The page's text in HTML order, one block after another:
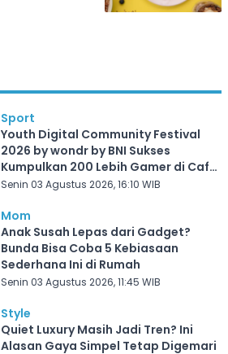
Sport
Youth Digital Community Festival
2026 by wondr by BNI Sukses
Kumpulkan 200 Lebih Gamer di Cafe
Frekuensi Depok
Senin 03 Agustus 2026, 16:10 WIB
Mom
Anak Susah Lepas dari Gadget?
Bunda Bisa Coba 5 Kebiasaan
Sederhana Ini di Rumah
Senin 03 Agustus 2026, 11:45 WIB
Style
Quiet Luxury Masih Jadi Tren? Ini
Alasan Gaya Simpel Tetap Digemari